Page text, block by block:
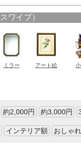
約2,000円 約3,000円
インテリア額 おしゃ